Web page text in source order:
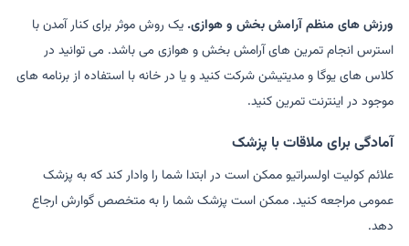
ورزش های منظم آرامش بخش و هوازی. یک روش موثر برای کنار آمدن با
استرس انجام تمرین های آرامش بخش و هوازی می باشد. می توانید در
کلاس های یوگا و مدیتیشن شرکت کنید و یا در خانه با استفاده از برنامه های
موجود در اینترنت تمرین کنید.
آمادگی برای ملاقات با پزشک
علائم کولیت اولسراتیو ممکن است در ابتدا شما را وادار کند که به پزشک
عمومی مراجعه کنید. ممکن است پزشک شما را به متخصص گوارش ارجاع
دهد.